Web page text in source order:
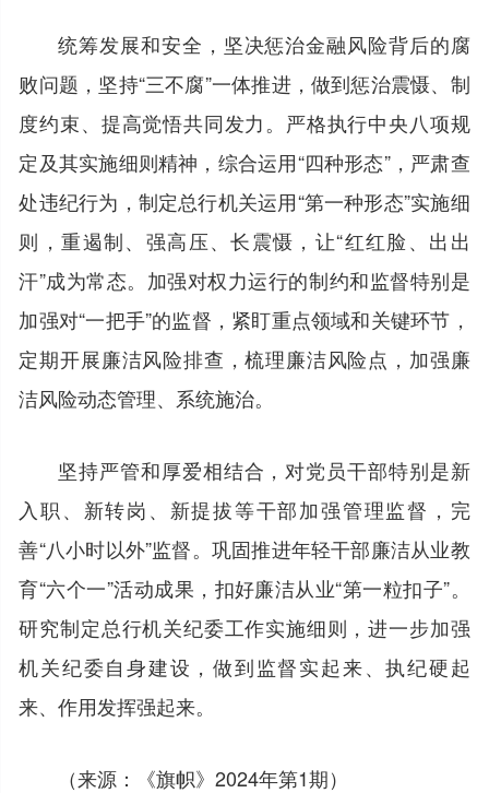
统筹发展和安全，坚决惩治金融风险背后的腐
败问题，坚持“三不腐”一体推进，做到惩治震慑、制
度约束、提高觉悟共同发力。严格执行中央八项规
定及其实施细则精神，综合运用“四种形态”，严肃查
处违纪行为，制定总行机关运用“第一种形态”实施细
则，重遏制、强高压、长震慑，让“红红脸、出出
汗”成为常态。加强对权力运行的制约和监督特别是
加强对“一把手”的监督，紧盯重点领域和关键环节，
定期开展廉洁风险排查，梳理廉洁风险点，加强廉
洁风险动态管理、系统施治。
坚持严管和厚爱相结合，对党员干部特别是新
入职、新转岗、新提拔等干部加强管理监督，完
善“八小时以外”监督。巩固推进年轻干部廉洁从业教
育“六个一”活动成果，扣好廉洁从业“第一粒扣子”。
研究制定总行机关纪委工作实施细则，进一步加强
机关纪委自身建设，做到监督实起来、执纪硬起
来、作用发挥强起来。
（来源：《旗帜》2024年第1期）